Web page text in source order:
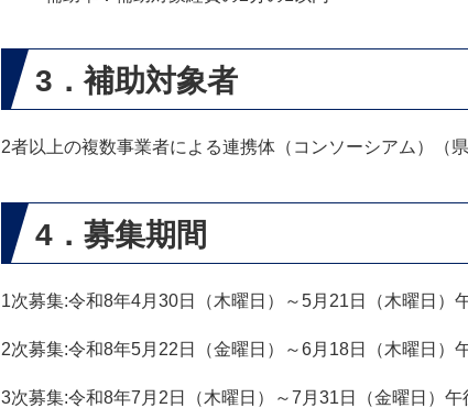
3．補助対象者
2者以上の複数事業者による連携体（コンソーシアム）（
4．募集期間
1次募集:令和8年4月30日（木曜日）～5月21日（木曜日）
2次募集:令和8年5月22日（金曜日）～6月18日（木曜日）
3次募集:令和8年7月2日（木曜日）～7月31日（金曜日）午